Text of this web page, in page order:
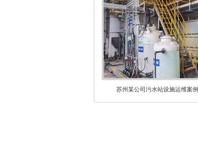
苏州某公司污水站设施运维案例